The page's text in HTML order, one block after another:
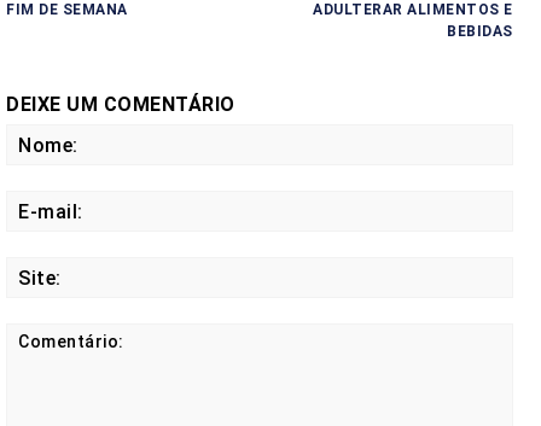
FIM DE SEMANA
ADULTERAR ALIMENTOS E
BEBIDAS
DEIXE UM COMENTÁRIO